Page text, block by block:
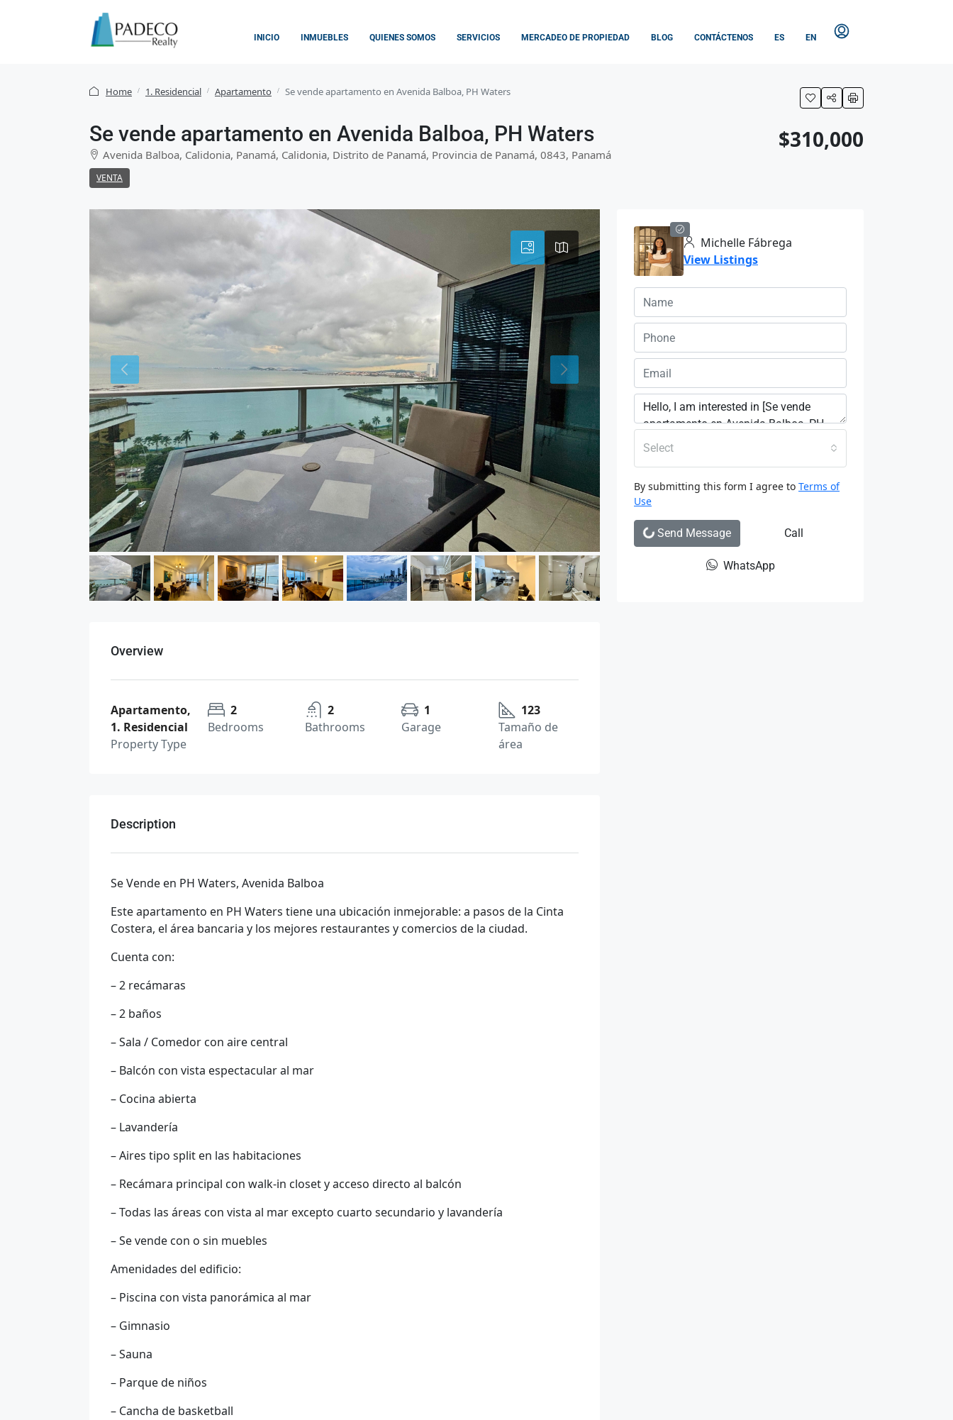
INICIO INMUEBLES QUIENES SOMOS SERVICIOS MERCADEO DE PROPIEDAD BLOG CONTÁCTENOS ES EN
Home 1. Residencial Apartamento Se vende apartamento en Avenida Balboa, PH Waters
Se vende apartamento en Avenida Balboa, PH Waters
Avenida Balboa, Calidonia, Panamá, Calidonia, Distrito de Panamá, Provincia de Panamá, 0843, Panamá
VENTA
$310,000
Overview
Apartamento,
1. Residencial
Property Type
2
Bedrooms
2
Bathrooms
1
Garage
123
Tamaño de
área
Description
Se Vende en PH Waters, Avenida Balboa
Este apartamento en PH Waters tiene una ubicación inmejorable: a pasos de la Cinta
Costera, el área bancaria y los mejores restaurantes y comercios de la ciudad.
Cuenta con:
– 2 recámaras
– 2 baños
– Sala / Comedor con aire central
– Balcón con vista espectacular al mar
– Cocina abierta
– Lavandería
– Aires tipo split en las habitaciones
– Recámara principal con walk-in closet y acceso directo al balcón
– Todas las áreas con vista al mar excepto cuarto secundario y lavandería
– Se vende con o sin muebles
Amenidades del edificio:
– Piscina con vista panorámica al mar
– Gimnasio
– Sauna
– Parque de niños
– Cancha de basketball
Michelle Fábrega
View Listings
Select
By submitting this form I agree to Terms of
Use
Send Message Call
WhatsApp